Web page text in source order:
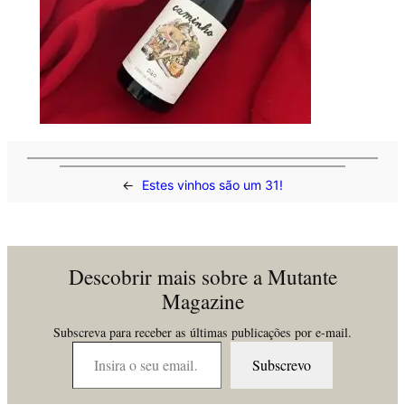
← Estes vinhos são um 31!
Descobrir mais sobre a Mutante
Magazine
Subscreva para receber as últimas publicações por e-mail.
Insira o seu email…
Subscrevo